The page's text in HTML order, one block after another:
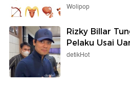
Wolipop
Rizky Billar
Pelaku Usai
detikHot